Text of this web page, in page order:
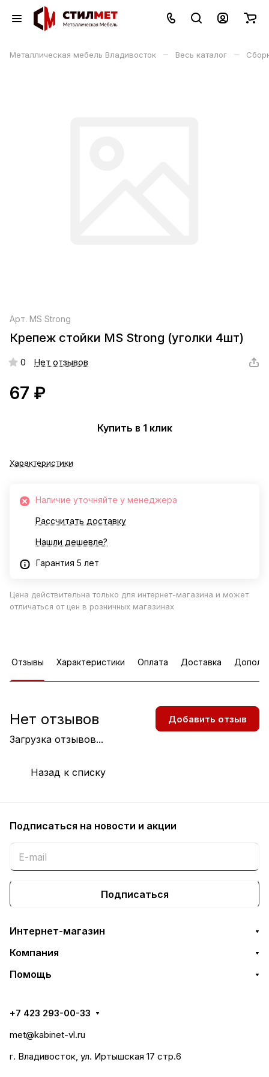
Металлическая мебель Владивосток – Весь каталог –
Арт. MS Strong
Крепеж стойки MS Strong (уголки 4шт)
0 Нет отзывов
67 ₽
Купить в 1 клик
Характеристики
Наличие уточняйте у менеджера
Рассчитать доставку
Нашли дешевле?
Гарантия 5 лет
Цена действительна только для интернет-магазина и может
отличаться от цен в розничных магазинах
Отзывы Характеристики Оплата Доставка
Загрузка отзывов...
Нет отзывов Добавить отзыв
Назад к списку
Подписаться на новости и акции
Подписаться
Интернет-магазин
Компания
Помощь
+7 423 293-00-33
met@kabinet-vl.ru
г. Владивосток, ул. Иртышская 17 стр.6